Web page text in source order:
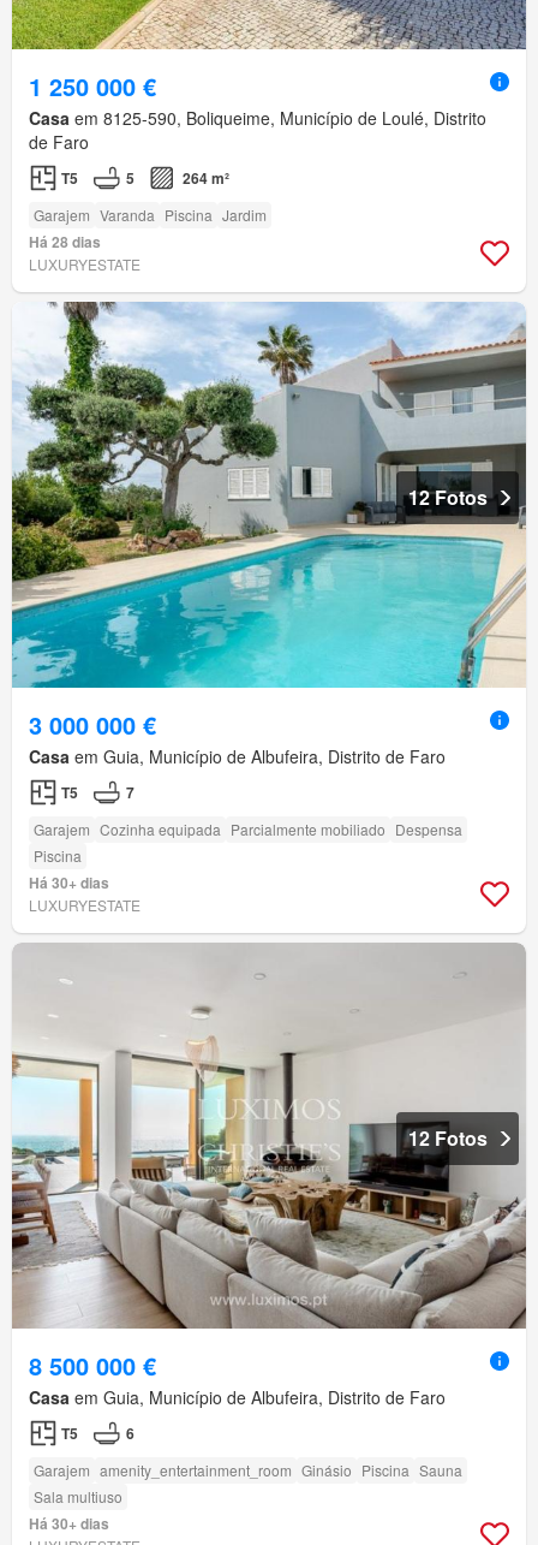
1 250 000 €
Casa em 8125-590, Boliqueime, Município de Loulé, Distrito
de Faro
T5 5 264 m²
Garajem Varanda Piscina Jardim
Há 28 dias
LUXURYESTATE
12 Fotos
3 000 000 €
Casa em Guia, Município de Albufeira, Distrito de Faro
T5 7
Garajem Cozinha equipada Parcialmente mobiliado Despensa
Piscina
Há 30+ dias
LUXURYESTATE
12 Fotos
8 500 000 €
Casa em Guia, Município de Albufeira, Distrito de Faro
T5 6
Garajem amenity_entertainment_room Ginásio Piscina Sauna
Sala multiuso
Há 30+ dias